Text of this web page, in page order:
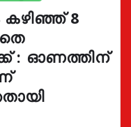
8
: ഓണത്തിന്